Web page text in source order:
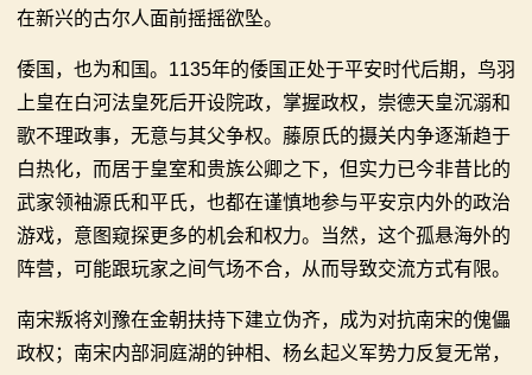
在新兴的古尔人面前摇摇欲坠。
倭国，也为和国。1135年的倭国正处于平安时代后期，鸟羽
上皇在白河法皇死后开设院政，掌握政权，崇德天皇沉溺和
歌不理政事，无意与其父争权。藤原氏的摄关内争逐渐趋于
白热化，而居于皇室和贵族公卿之下，但实力已今非昔比的
武家领袖源氏和平氏，也都在谨慎地参与平安京内外的政治
游戏，意图窥探更多的机会和权力。当然，这个孤悬海外的
阵营，可能跟玩家之间气场不合，从而导致交流方式有限。
南宋叛将刘豫在金朝扶持下建立伪齐，成为对抗南宋的傀儡
政权；南宋内部洞庭湖的钟相、杨幺起义军势力反复无常，